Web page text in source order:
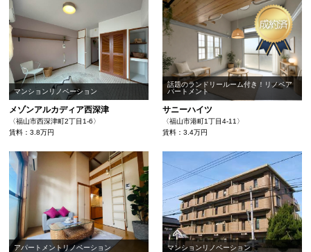
マンションリノベーション
メゾンアルカディア西深津
〈福山市西深津町2丁目1-6〉
賃料：3.8万円
話題のランドリールーム付き！リノベア
パートメント
サニーハイツ
〈福山市港町1丁目4-11〉
賃料：3.4万円
アパートメントリノベーション マンションリノベーション